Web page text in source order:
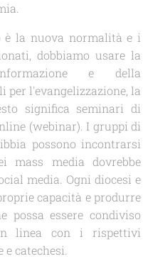
è la nuova normalità e i
dobbiamo usare la
e della
per l'evangelizzazione, la
significa seminari di
(webinar). I gruppi di
possono incontrarsi
mass media dovrebbe
media. Ogni diocesi e
capacità e produrre
possa essere condiviso
linea con i rispettivi
catechesi.